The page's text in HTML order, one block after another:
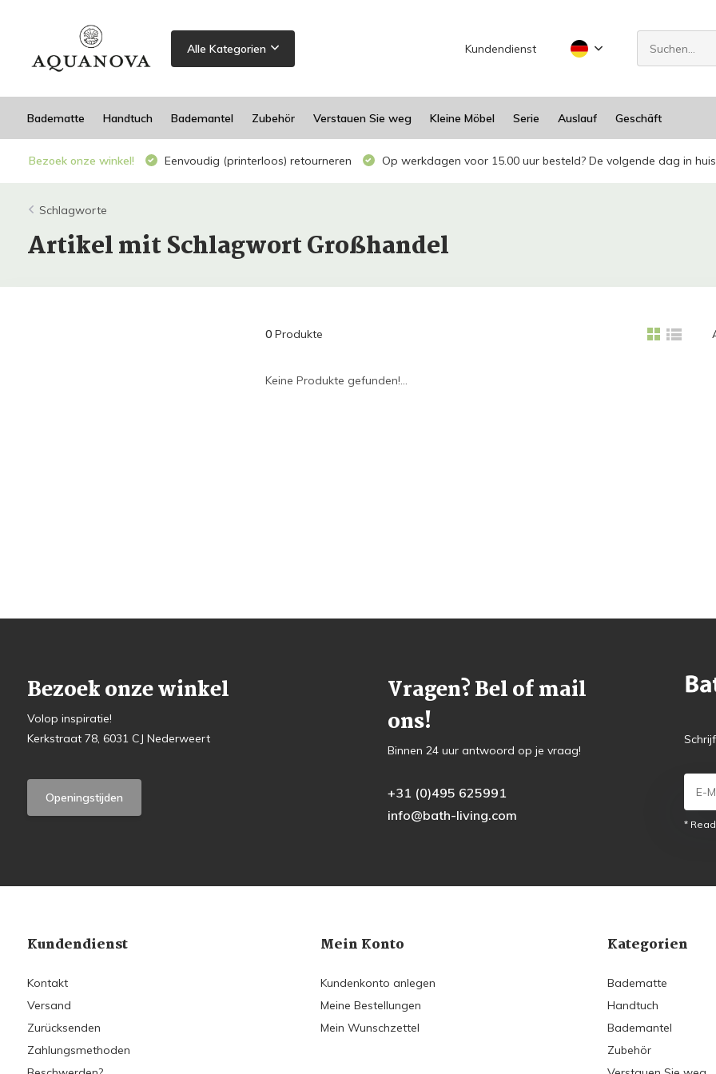
Alle Kategorien Kundendienst
Badematte Handtuch Bademantel Zubehör Verstauen Sie weg Kleine Möbel Serie Auslauf Geschäft
Bezoek onze winkel! Eenvoudig (printerloos) retourneren Op werkdagen voor 15.00 uur besteld? De volgende dag in
Schlagworte
Artikel mit Schlagwort Großhandel
0Produkte
Keine Produkte gefunden!...
Bezoek onze winkel
Volop inspiratie!
Kerkstraat 78, 6031 CJ Nederweert
Openingstijden
Vragen? Bel of mail
ons!
Binnen 24 uur antwoord op je vraag!
+31 (0)495 625991
info@bath-living.com
*
Kundendienst
Kontakt
Versand
Zurücksenden
Zahlungsmethoden
Mein Konto
Kundenkonto anlegen
Meine Bestellungen
Mein Wunschzettel
Kategorien
Badematte
Handtuch
Bademantel
Zubehör